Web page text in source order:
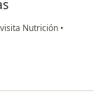
Nutrición •